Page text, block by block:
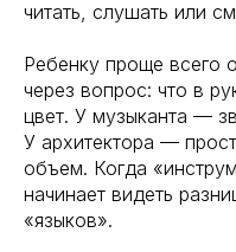
читать, слушать или
Ребенку проще всего
через вопрос: что в
цвет. У музыканта —
У архитектора —
объем. Когда
начинает видеть
«языков».